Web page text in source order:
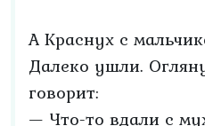
А Краснух с
Далеко ушли.
говорит:
— Что-то вдали с